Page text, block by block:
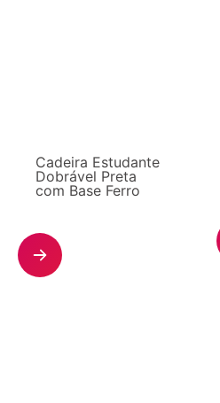
Cadeira Estudante
Dobrável Preta
com Base Ferro